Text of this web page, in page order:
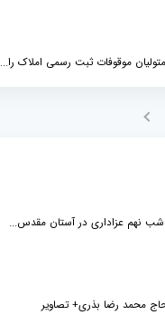
موقوفات ثبت رسمی املاک را...
شب نهم عزاداری در آستان مقدس...
محمد رضا بذری+ تصاویر